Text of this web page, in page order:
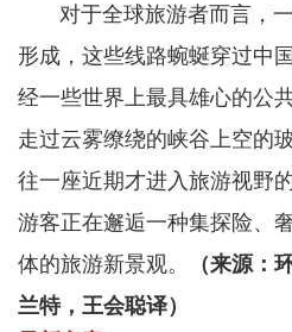
对于全球旅游者而言，一
形成，这些线路蜿蜒穿过中
经一些世界上最具雄心的公
走过云雾缭绕的峡谷上空的
往一座近期才进入旅游视野
游客正在邂逅一种集探险、
体的旅游新景观。
（来源：
兰特，王会聪译）